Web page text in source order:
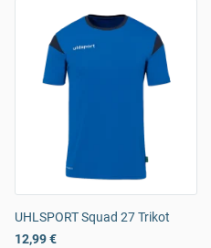
UHLSPORT Squad 27 Trikot
12,99 €